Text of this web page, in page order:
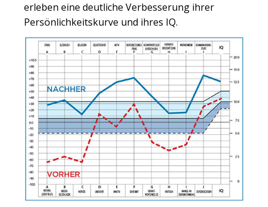
erleben eine deutliche Verbesserung ihrer
Persönlichkeitskurve und ihres IQ.